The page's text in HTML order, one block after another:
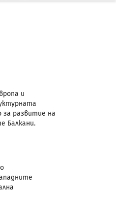
и
развитие на
Балкани.